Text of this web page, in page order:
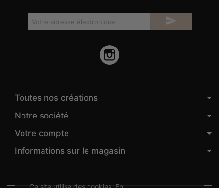

Toutes nos créations
Notre société
Votre compte
Informations sur le magasin
Ce site utilise des cookies. En